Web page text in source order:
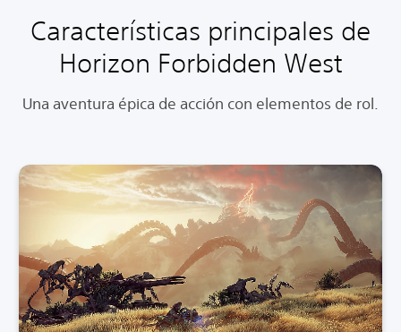
Características principales de
Horizon Forbidden West
Una aventura épica de acción con elementos de rol.